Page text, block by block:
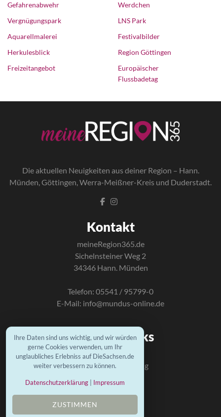
Gefahrenabwehr
Vergnügungspark
Aquarellmalerei
Herkulesblick
Freizeitangebot
Werdchen
LNS Park
Festivalbilder
Region Göttingen
Europäischer
Flussbadetag
Die aktuellen Neuigkeiten aus deiner Region – Hann.
Münden, Göttingen, Werra-Meißner-Kreis und Duderstadt.
Kontakt
meineRegion365.de
Sichelnsteiner Weg 2
34346 Hann. Münden
Telefon: 05541 / 95799-0
E-Mail: info@mundus-online.de
Wichtige Links
Kontakt
Datenschutzerklärung
Mundus Homepage
Ihre Daten sind uns wichtig, und wir würden
gerne Cookies verwenden, um Ihr
unglaubliches Erlebniss auf DieSachsen.de
weiter verbessern zu können.
Datenschutzerklärung Impressum
ZUSTIMMEN